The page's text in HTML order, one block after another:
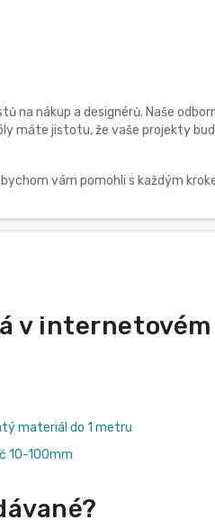
na nákup a designérů. Naše
máte jistotu, že vaše projekty
vám pomohli s každým
v internetovém
materiál do 1 metru
10-100mm